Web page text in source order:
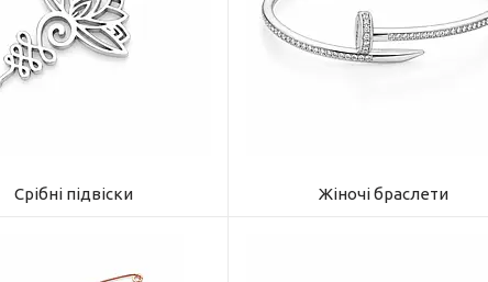
Срібні підвіски Жіночі браслети